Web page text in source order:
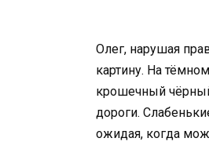
Олег, нарушая
картину. На
крошечный
дороги.
ожидая, когда